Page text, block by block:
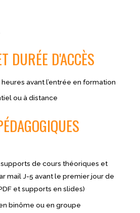
DURÉE D'ACCÈS
heures avant l’entrée en formation
ou à distance
de cours théoriques et
mail J-5 avant le premier jour de
et supports en slides)
binôme ou en groupe